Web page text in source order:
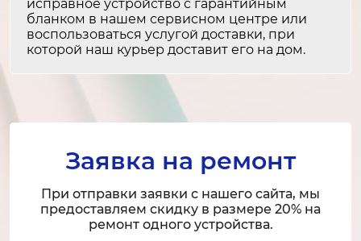
Ремонт ремня привода барабана
1-2 часа
Замена насоса для слива воды
Ремонт насоса для слива воды
1-2 часа
исправное устройство с гарантийным
бланком в нашем сервисном центре или
воспользоваться услугой доставки, при
которой наш курьер доставит его на дом.
Заявка на ремонт
При отправки заявки с нашего сайта, мы
предоставляем скидку в размере 20% на
ремонт одного устройства.